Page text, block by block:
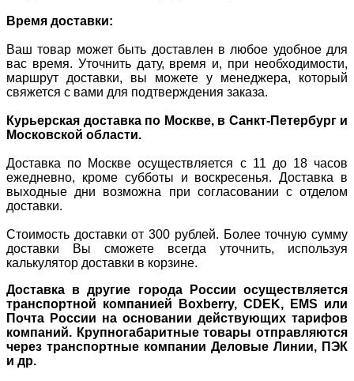
Время доставки:
Ваш товар может быть доставлен в любое удобное для
вас время. Уточнить дату, время и, при необходимости,
маршрут доставки, вы можете у менеджера, который
свяжется с вами для подтверждения заказа.
Курьерская доставка по Москве, в Санкт-Петербурги
Московской области.
Доставка по Москве осуществляется с 11 до 18 часов
ежедневно, кроме субботы и воскресенья. Доставка в
выходные дни возможна при согласовании с отделом
доставки.
Стоимость доставки от 300 рублей. Более точную сумму
доставки Вы сможете всегда уточнить, используя
калькулятор доставки в корзине.
Доставка в другие города России осуществляется
транспортной компанией Boxberry, CDEK, EMS или
Почта России на основании действующих тарифов
компаний. Крупногабаритные товары отправляются
через транспортные компании Деловые Линии, ПЭК
и др.